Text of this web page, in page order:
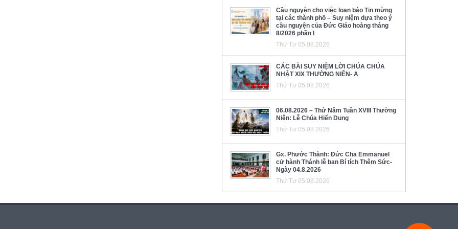
Cầu nguyện cho việc loan báo Tin mừng
tại các thành phố – Suy niệm dựa theo ý
cầu nguyện của Đức Giáo hoàng tháng
8/2026 phần I
Thứ Tư 05.08.2026
CÁC BÀI SUY NIỆM LỜI CHÚA CHÚA
NHẬT XIX THƯỜNG NIÊN- A
Thứ Tư 05.08.2026
06.08.2026 – Thứ Năm Tuần XVIII Thường
Niên: Lễ Chúa Hiển Dung
Thứ Tư 05.08.2026
Gx. Phước Thành: Đức Cha Emmanuel
cử hành Thánh lễ ban Bí tích Thêm Sức-
Ngày 04.8.2026
Thứ Tư 05.08.2026